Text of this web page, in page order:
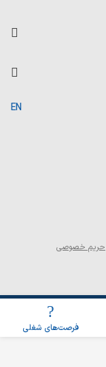
EN
حریم خصوصی
فرصت‌های شغلی